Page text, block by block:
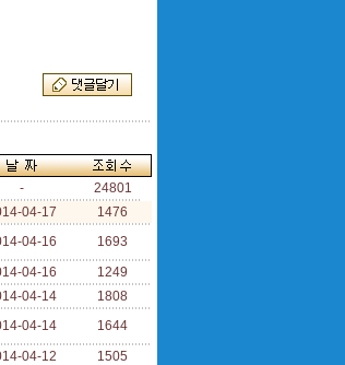
-
24801
04-17
1476
04-16
1693
04-16
1249
04-14
1808
04-14
1644
04-12
1505